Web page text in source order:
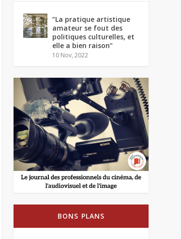
“La pratique artistique
amateur se fout des
politiques culturelles, et
elle a bien raison”
10 Nov, 2022
BONS PLANS